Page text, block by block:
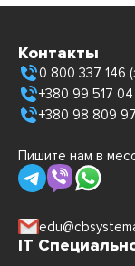
Контакты
0 800 337 146
+380 99 517 04
+380 98 809
Пишите нам в
IT